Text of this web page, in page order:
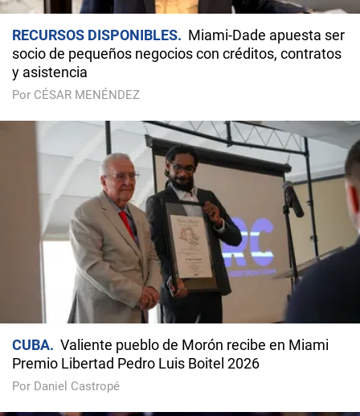
RECURSOS DISPONIBLES
Miami-Dade apuesta ser
socio de pequeños negocios con créditos, contratos
y asistencia
Por CÉSAR MENÉNDEZ
CUBA
Valiente pueblo de Morón recibe en Miami
Premio Libertad Pedro Luis Boitel 2026
Por Daniel Castropé